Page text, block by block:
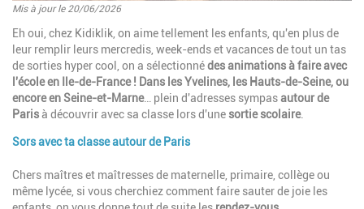
Mis à jour le 20/06/2026
Introduction
Eh oui, chez Kidiklik, on aime tellement les enfants, qu'en plus de
leur remplir leurs mercredis, week-ends et vacances de tout un tas
de sorties hyper cool, on a sélectionnédes animations à faire avec
l'école en Ile-de-France ! Dans les Yvelines, les Hauts-de-Seine, ou
encore en Seine-et-Marne… plein d'adresses sympasautour de
Parisà découvrir avec sa classe lors d'unesortie scolaire.
Paragraphes
Sors avec ta classe autour de Paris
Description
Chers maîtres et maîtresses de maternelle, primaire, collège ou
même lycée, si vous cherchiez comment faire sauter de joie les